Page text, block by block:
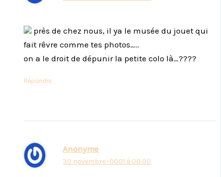
près de chez nous, il ya le musée du jouet qui
fait rêvre comme tes photos…..
on a le droit de dépunir la petite colo là…????
Répondre
Anonyme
30 novembre -0001 à 00:00